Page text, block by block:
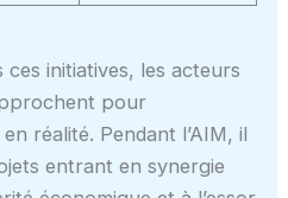
initiatives, les acteurs
pour
réalité. Pendant l’AIM, il
entrant en synergie